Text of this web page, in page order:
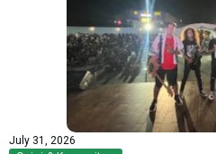
July 31, 2026